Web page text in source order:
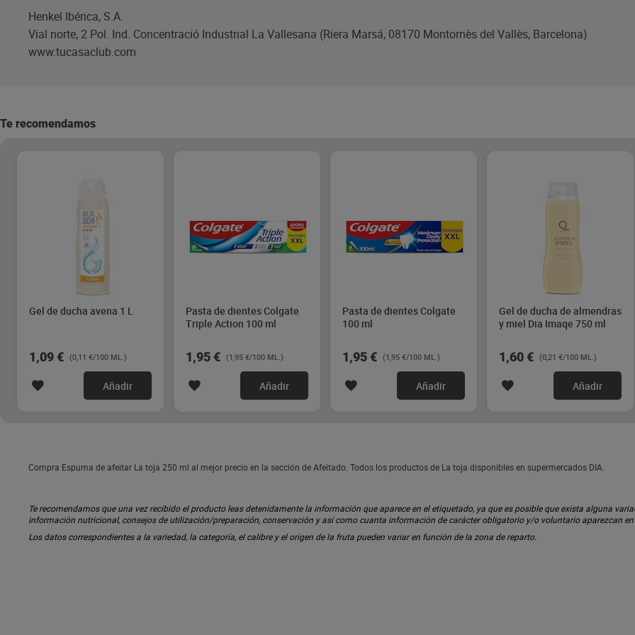
Henkel Ibérica, S.A.
Vial norte, 2 Pol. Ind. Concentració Industrial La Vallesana (Riera Marsá, 08170 Montornès del Vallès, Barcelona)
www.tucasaclub.com
Te recomendamos
Gel de ducha avena 1 L
1,09 € (0,11 €/100 ML.)
Añadir
Pasta de dientes Colgate
Triple Action 100 ml
1,95 € (1,95 €/100 ML.)
Añadir
Pasta de dientes Colgate
100 ml
1,95 € (1,95 €/100 ML.)
Añadir
Gel de ducha de almendras
y miel Dia Imaqe 750 ml
1,60 € (0,21 €/100 ML.)
Añadir
Compra Espuma de afeitar La toja 250 ml al mejor precio en la sección de Afeitado. Todos los productos de La toja disponibles en supermercados DIA.
Te recomendamos que una vez recibido el producto leas detenidamente la información que aparece en el etiquetado, ya que es posible que exista alguna
información nutricional, consejos de utilización/preparación, conservación y así como cuanta información de carácter obligatorio y/o voluntario aparezcan
Los datos correspondientes a la variedad, la categoría, el calibre y el origen de la fruta pueden variar en función de la zona de reparto.